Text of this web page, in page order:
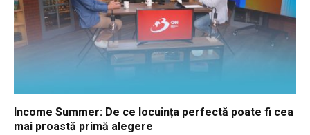
Income Summer: De ce locuința perfectă poate fi cea
mai proastă primă alegere